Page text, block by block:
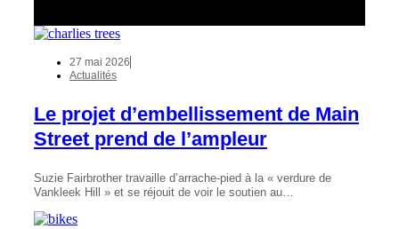
27 mai 2026
Actualités
Le projet d’embellissement de Main
Street prend de l’ampleur
Suzie Fairbrother travaille d’arrache-pied à la « verdure de
Vankleek Hill » et se réjouit de voir le soutien au…